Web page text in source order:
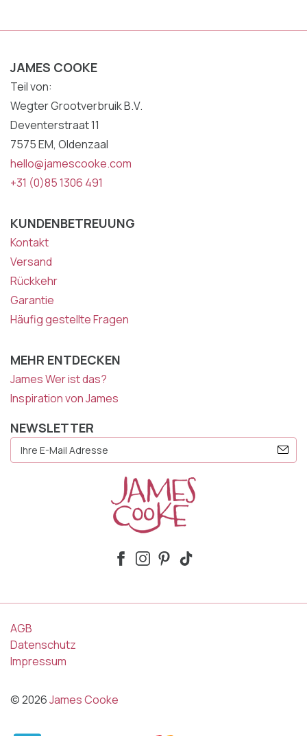
JAMES COOKE
Teil von:
Wegter Grootverbruik B.V.
Deventerstraat 11
7575 EM, Oldenzaal
hello@jamescooke.com
+31 (0)85 1306 491
KUNDENBETREUUNG
Kontakt
Versand
Rückkehr
Garantie
Häufig gestellte Fragen
MEHR ENTDECKEN
James Wer ist das?
Inspiration von James
NEWSLETTER
Mail
AGB
Datenschutz
Impressum
© 2026James Cooke